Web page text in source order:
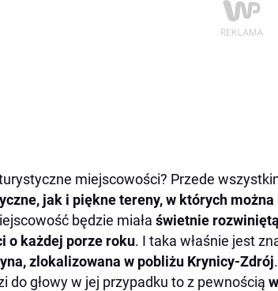
miejscowości? Przede
jak i piękne tereny, w których można
będzie miała świetnie
o każdej porze roku. I taka właśnie jest
zlokalizowana w pobliżu Krynicy-Zdrój
do głowy w jej przypadku to z pewnością